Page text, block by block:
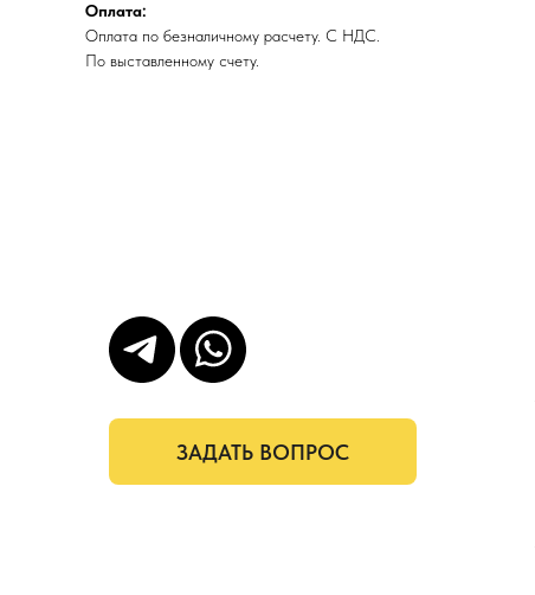
Оплата:
Оплата по безналичному расчету. С НДС.
По выставленному счету.
ЗАДАТЬ ВОПРОС